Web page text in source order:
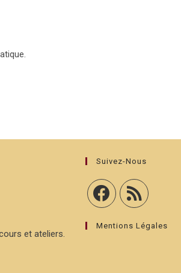
et ateliers.
Suivez-Nous
Mentions Légales